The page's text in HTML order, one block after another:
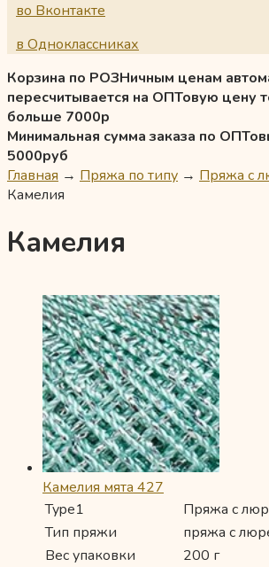
во Вконтакте
в Одноклассниках
Корзина по РОЗНичным ценам
пересчитывается на ОПТовую цену
больше 7000р
Минимальная сумма заказа по
5000руб
Главная → Пряжа по типу → Пряжа с
Камелия
Камелия
Камелия мята 427
Type1
Пряжа с
Тип пряжи
пряжа с
Вес упаковки
200 г